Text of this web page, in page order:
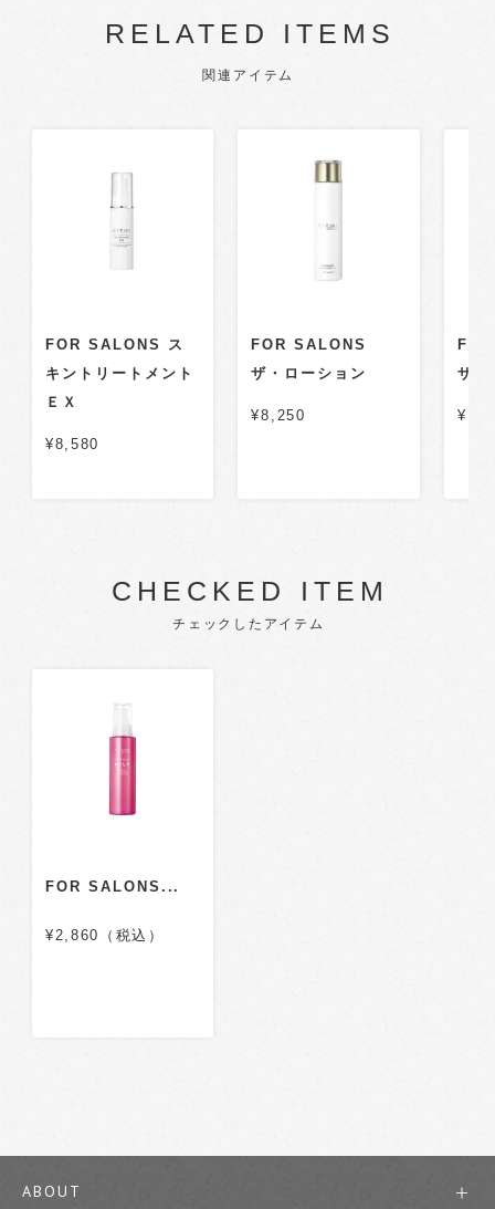
RELATED ITEMS
関連アイテム
FOR SALONS ス
キントリートメント
ＥＸ
¥8,580
FOR SALONS
ザ・ローション
¥8,250
ザ・
CHECKED ITEM
チェックしたアイテム
FOR SALONS...
¥2,860（税込）
ABOUT